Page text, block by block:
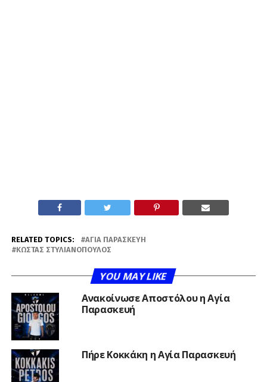
RELATED TOPICS:
ΑΓΊΑ ΠΑΡΑΣΚΕΥΉ
ΚΏΣΤΑΣ ΣΤΥΛΙΑΝΌΠΟΥΛΟΣ
YOU MAY LIKE
Ανακοίνωσε Αποστόλου η Αγία
Παρασκευή
Πήρε Κοκκάκη η Αγία Παρασκευή